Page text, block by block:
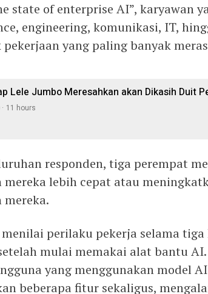
state of enterprise AI”, karyawan
engineering, komunikasi, IT,
yang paling banyak
Lele Jumbo Meresahkan akan Dikasih Duit
11 hours
responden, tiga perempat
mereka lebih cepat atau
mereka.
perilaku pekerja selama
mulai memakai alat bantu
yang menggunakan model
beberapa fitur sekaligus,